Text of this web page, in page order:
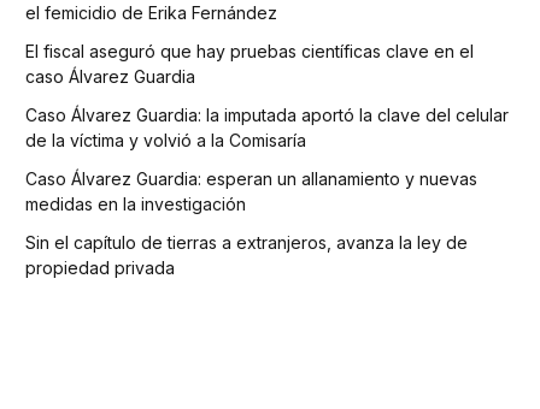
el femicidio de Erika Fernández
El fiscal aseguró que hay pruebas científicas clave en el
caso Álvarez Guardia
Caso Álvarez Guardia: la imputada aportó la clave del celular
de la víctima y volvió a la Comisaría
Caso Álvarez Guardia: esperan un allanamiento y nuevas
medidas en la investigación
Sin el capítulo de tierras a extranjeros, avanza la ley de
propiedad privada